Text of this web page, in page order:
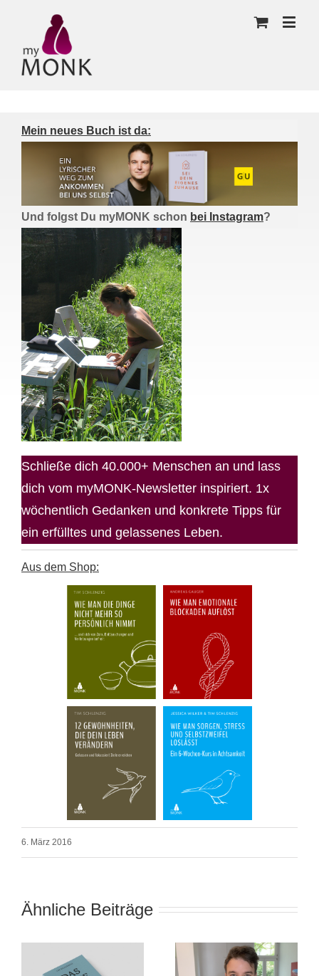
Mein neues Buch ist da:
Und folgst Du myMONK schon bei Instagram?
Schließe dich 40.000+ Menschen an und lass
dich vom myMONK-Newsletter inspiriert. 1x
wöchentlich Gedanken und konkrete Tipps für
ein erfülltes und gelassenes Leben.
Aus dem Shop:
6. März 2016
Ähnliche Beiträge